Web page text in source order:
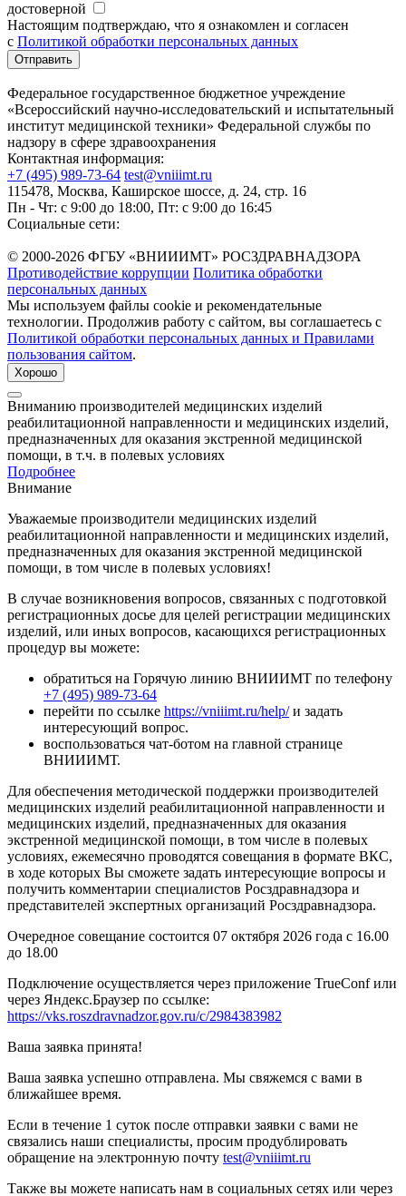
достоверной
Настоящим подтверждаю, что я ознакомлен и согласен
с Политикой обработки персональных данных
Федеральное государственное бюджетное учреждение
«Всероссийский научно-исследовательский и испытательный
институт медицинской техники» Федеральной службы по
надзору в сфере здравоохранения
Контактная информация:
+7 (495) 989-73-64 test@vniiimt.ru
115478, Москва, Каширское шоссе, д. 24, стр. 16
Пн - Чт: с 9:00 до 18:00, Пт: с 9:00 до 16:45
Социальные сети:
© 2000-2026 ФГБУ «ВНИИИМТ» РОСЗДРАВНАДЗОРА
Противодействие коррупции Политика обработки
персональных данных
Мы используем файлы cookie и рекомендательные
технологии. Продолжив работу с сайтом, вы соглашаетесь с
Политикой обработки персональных данных и Правилами
пользования сайтом.
Хорошо
Вниманию производителей медицинских изделий
реабилитационной направленности и медицинских изделий,
предназначенных для оказания экстренной медицинской
помощи, в т.ч. в полевых условиях
Подробнее
Внимание
Уважаемые производители медицинских изделий
реабилитационной направленности и медицинских изделий,
предназначенных для оказания экстренной медицинской
помощи, в том числе в полевых условиях!
В случае возникновения вопросов, связанных с подготовкой
регистрационных досье для целей регистрации медицинских
изделий, или иных вопросов, касающихся регистрационных
процедур вы можете:
обратиться на Горячую линию ВНИИИМТ по телефону
+7 (495) 989-73-64
перейти по ссылке https://vniiimt.ru/help/и задать
интересующий вопрос.
воспользоваться чат-ботом на главной странице
ВНИИИМТ.
Для обеспечения методической поддержки производителей
медицинских изделий реабилитационной направленности и
медицинских изделий, предназначенных для оказания
экстренной медицинской помощи, в том числе в полевых
условиях, ежемесячно проводятся совещания в формате ВКС,
в ходе которых Вы сможете задать интересующие вопросы и
получить комментарии специалистов Росздравнадзора и
представителей экспертных организаций Росздравнадзора.
Очередное совещание состоится 07 октября 2026 года с 16.00
до 18.00
Подключение осуществляется через приложение TrueConf или
через Яндекс.Браузер по ссылке:
https://vks.roszdravnadzor.gov.ru/c/2984383982
Ваша заявка принята!
Ваша заявка успешно отправлена. Мы свяжемся с вами в
ближайшее время.
Если в течение 1 суток после отправки заявки с вами не
связались наши специалисты, просим продублировать
обращение на электронную почту test@vniiimt.ru
Также вы можете написать нам в социальных сетях или через